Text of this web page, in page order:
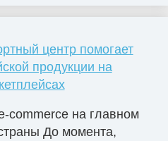
центр помогает
продукции на
commerce на главном
До момента,